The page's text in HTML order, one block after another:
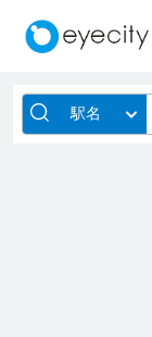
駅名